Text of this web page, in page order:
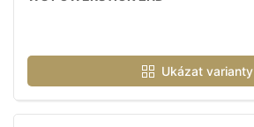
Ukázat varianty